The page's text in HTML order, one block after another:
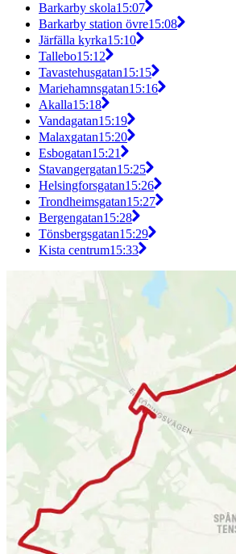
Barkarby skola15:07
Barkarby station övre15:08
Järfälla kyrka15:10
Tallebo15:12
Tavastehusgatan15:15
Mariehamnsgatan15:16
Akalla15:18
Vandagatan15:19
Malaxgatan15:20
Esbogatan15:21
Stavangergatan15:25
Helsingforsgatan15:26
Trondheimsgatan15:27
Bergengatan15:28
Tönsbergsgatan15:29
Kista centrum15:33